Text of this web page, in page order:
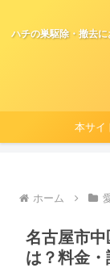
ハチの巣駆除・撤去
本サイ
ホーム
名古屋市
は？料金